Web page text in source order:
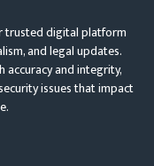
trusted digital platform
and legal updates.
and integrity,
issues that impact